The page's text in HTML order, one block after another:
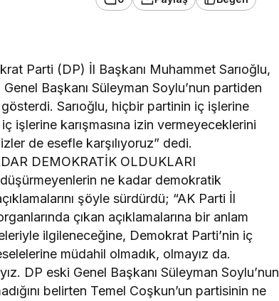
Parti (DP) İl Başkanı Muhammet Sarıoğlu,
Başkanı Süleyman Soylu’nun partiden
Sarıoğlu, hiçbir partinin iç işlerine
iç işlerine karışmasına izin vermeyeceklerini
de esefle karşılıyoruz” dedi.
DEMOKRATİK OLDUKLARI
ne kadar demokratik
şöyle sürdürdü; “AK Parti İl
çıkan açıklamalarına bir anlam
ilgileneceğine, Demokrat Parti’nin iç
müdahil olmadık, olmayız da.
DP eski Genel Başkanı Süleyman Soylu’nun
belirten Temel Coşkun’un partisinin ne